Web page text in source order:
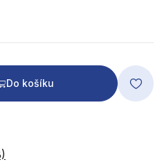
Do košíku